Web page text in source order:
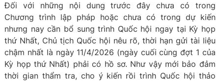
Đối với những nội dung trước đây chưa có trong
Chương trình lập pháp hoặc chưa có trong dự kiến
nhưng nay cần bổ sung trình Quốc hội ngay tại Kỳ họp
thứ Nhất, Chủ tịch Quốc hội nêu rõ, thời hạn gửi tài liệu
chậm nhất là ngày 11/4/2026 (ngày cuối cùng đợt 1 của
Kỳ họp thứ Nhất) phải có hồ sơ. Như vậy mới bảo đảm
thời gian thẩm tra, cho ý kiến rồi trình Quốc hội thảo